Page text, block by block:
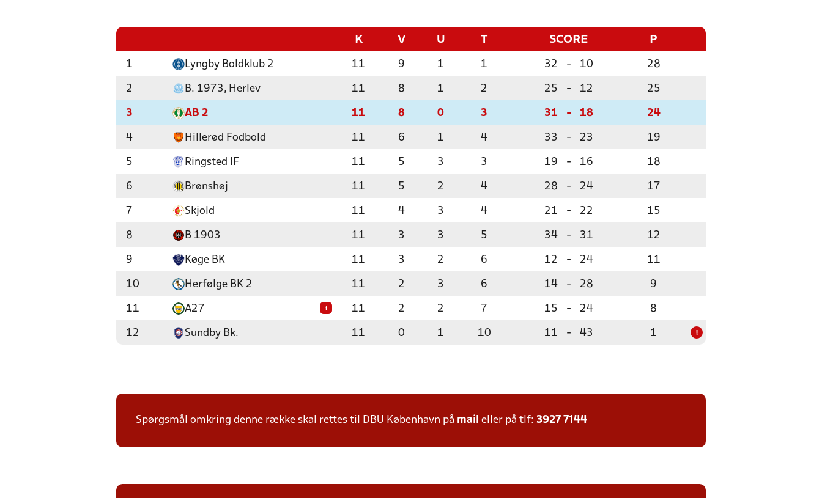
K V U T SCORE P
1 Lyngby Boldklub 2 11 9 1 1 32 - 10 28
2 B. 1973, Herlev 11 8 1 2 25 - 12 25
3 AB 2 11 8 0 3 31 - 18 24
4 Hillerød Fodbold 11 6 1 4 33 - 23 19
5 Ringsted IF 11 5 3 3 19 - 16 18
6 Brønshøj 11 5 2 4 28 - 24 17
7 Skjold 11 4 3 4 21 - 22 15
8 B 1903 11 3 3 5 34 - 31 12
9 Køge BK 11 3 2 6 12 - 24 11
10 Herfølge BK 2 11 2 3 6 14 - 28 9
11 A27 i 11 2 2 7 15 - 24 8
12 Sundby Bk. 11 0 1 10 11 - 43 1 !
Spørgsmål omkring denne række skal rettes til DBU København på mail eller på tlf: 3927 7144